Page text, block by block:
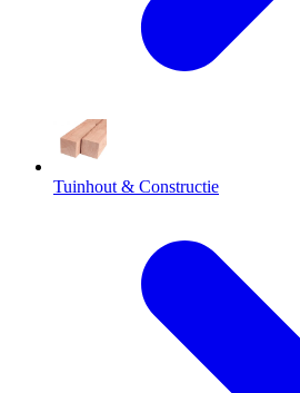
Tuinhout & Constructie